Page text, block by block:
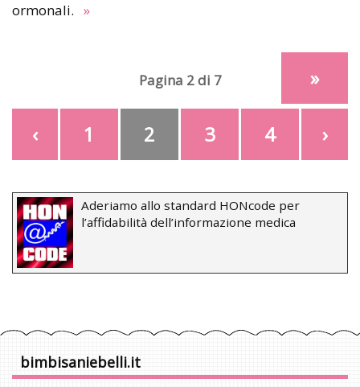
ormonali. »
Pagina 2 di 7
‹ 1 2 3 4 ›
»
Aderiamo allo standard HONcode per
l’affidabilità dell’informazione medica
bimbisaniebelli.it